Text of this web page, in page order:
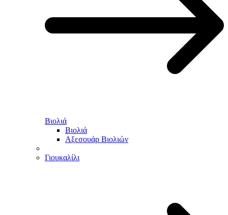
Βιολιά
Βιολιά
Αξεσουάρ Βιολιών
Γιουκαλίλι